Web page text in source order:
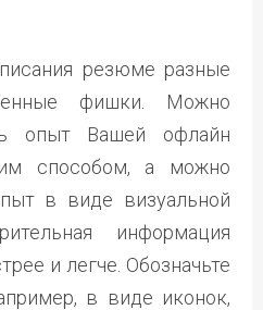
резюме разные
фишки. Можно
опыт Вашей офлайн
способом, а можно
в виде визуальной
информация
и легче. Обозначьте
в виде иконок,